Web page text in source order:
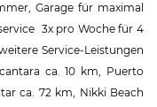
Garage für maximal
3x pro Woche für 4
Service-Leistungen
ca. 10 km, Puerto
ca. 72 km, Nikki Beach